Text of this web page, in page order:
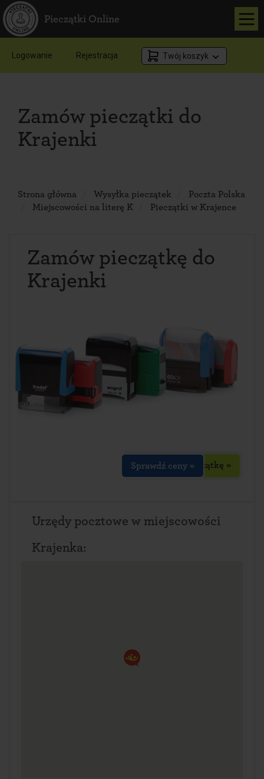
Pieczątki Online
Logowanie Rejestracja Twój koszyk
Zamów pieczątki do
Krajenki
Strona główna Wysyłka pieczątek
Poczta Polska
Miejscowości na literę K
Pieczątki w Krajence
Zamów pieczątkę do
Krajenki
Zaprojektuj pieczątkę »
Sprawdź ceny »
Urzędy pocztowe w miejscowości
Krajenka: